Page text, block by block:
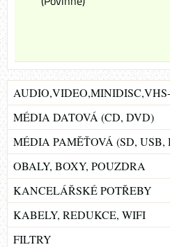
MÉDIA DATOVÁ (CD, DVD)
MÉDIA PAMĚŤOVÁ (SD, USB,
OBALY, BOXY, POUZDRA
KANCELÁŘSKÉ POTŘEBY
KABELY, REDUKCE, WIFI
FILTRY